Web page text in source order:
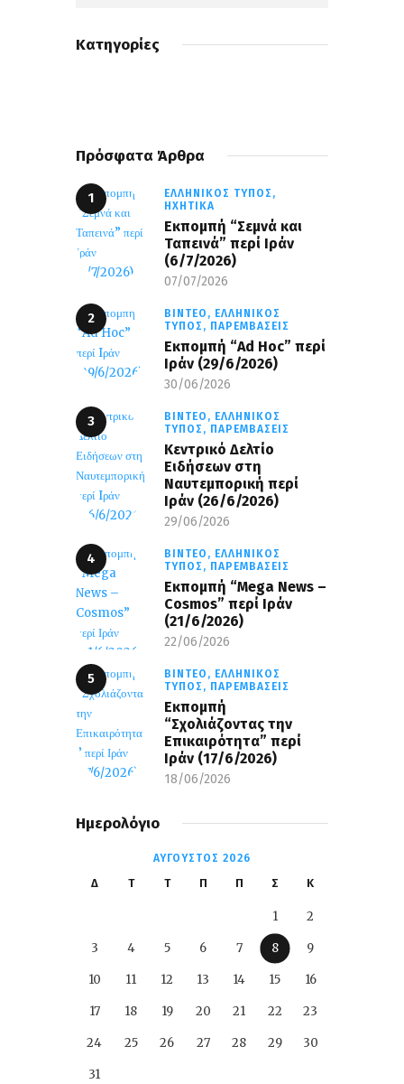
Κατηγορίες
Πρόσφατα Άρθρα
ΕΛΛΗΝΙΚΌΣ ΤΎΠΟΣ,
ΗΧΗΤΙΚΆ
Εκπομπή “Σεμνά και
Ταπεινά” περί Ιράν
(6/7/2026)
07/07/2026
ΒΊΝΤΕΟ, ΕΛΛΗΝΙΚΌΣ
ΤΎΠΟΣ, ΠΑΡΕΜΒΆΣΕΙΣ
Εκπομπή “Ad Hoc” περί
Iράν (29/6/2026)
30/06/2026
ΒΊΝΤΕΟ, ΕΛΛΗΝΙΚΌΣ
ΤΎΠΟΣ, ΠΑΡΕΜΒΆΣΕΙΣ
Κεντρικό Δελτίο
Ειδήσεων στη
Ναυτεμπορική περί
Iράν (26/6/2026)
29/06/2026
ΒΊΝΤΕΟ, ΕΛΛΗΝΙΚΌΣ
ΤΎΠΟΣ, ΠΑΡΕΜΒΆΣΕΙΣ
Eκπομπή “Mega News –
Cosmos” περί Ιράν
(21/6/2026)
22/06/2026
ΒΊΝΤΕΟ, ΕΛΛΗΝΙΚΌΣ
ΤΎΠΟΣ, ΠΑΡΕΜΒΆΣΕΙΣ
Εκπομπή
“Σχολιάζοντας την
Επικαιρότητα” περί
Ιράν (17/6/2026)
18/06/2026
Ημερολόγιο
ΑΎΓΟΥΣΤΟΣ 2026
Δ Τ Τ Π Π Σ Κ
1 2
3 4 5 6 7 8 9
10 11 12 13 14 15 16
17 18 19 20 21 22 23
24 25 26 27 28 29 30
31